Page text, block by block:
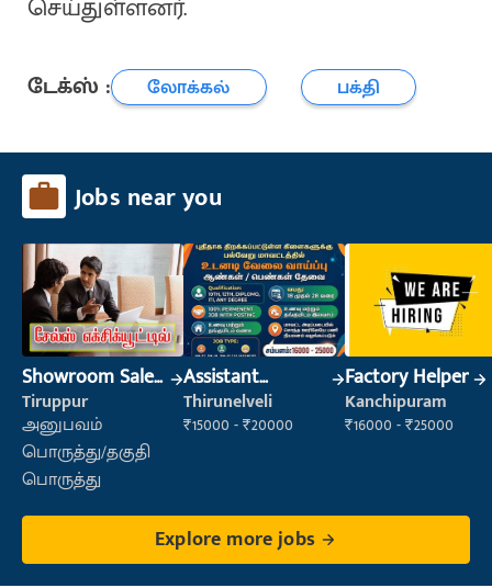
செய்துள்ளனர்.
டேக்ஸ் : லோக்கல் பக்தி
Jobs near you
Showroom Sales
Executive (Retail
Sales)
Tiruppur
அனுபவம்
பொருத்து/தகுதி
பொருத்து
Assistant
Manager
Thirunelveli
₹15000 - ₹20000
Factory Helper
Kanchipuram
₹16000 - ₹25000
Explore more jobs